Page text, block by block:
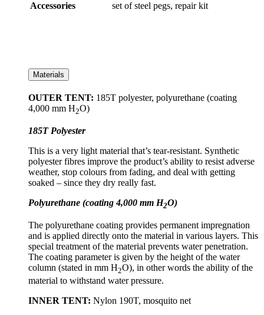
Accessories
set of steel pegs, repair kit
Materials
OUTER TENT: 185T polyester, polyurethane (coating
4,000 mm H2O)
185T Polyester
This is a very light material that’s tear-resistant. Synthetic
polyester fibres improve the product’s ability to resist adverse
weather, stop colours from fading, and deal with getting
soaked – since they dry really fast.
Polyurethane (coating 4,000 mm H2O)
The polyurethane coating provides permanent impregnation
and is applied directly onto the material in various layers. This
special treatment of the material prevents water penetration.
The coating parameter is given by the height of the water
column (stated in mm H2O), in other words the ability of the
material to withstand water pressure.
INNER TENT: Nylon 190T, mosquito net